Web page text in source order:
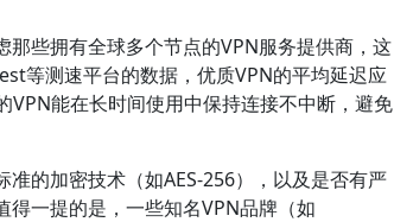
些拥有全球多个节点的VPN服务提供商，这
等测速平台的数据，优质VPN的平均延迟应
能在长时间使用中保持连接不中断，避免
的加密技术（如AES-256），以及是否有严
一提的是，一些知名VPN品牌（如